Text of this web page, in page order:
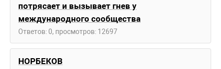
потрясает и вызывает гнев у
международного сообщества
Ответов: 0, просмотров: 12697
НОРБЕКОВ